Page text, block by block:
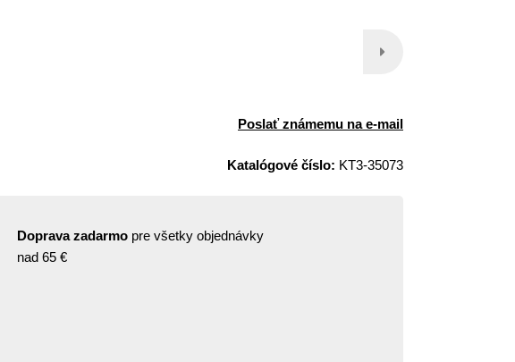
Poslať známemu na e-mail
Katalógové číslo: KT3-35073
Doprava zadarmo pre všetky objednávky
nad 65 €